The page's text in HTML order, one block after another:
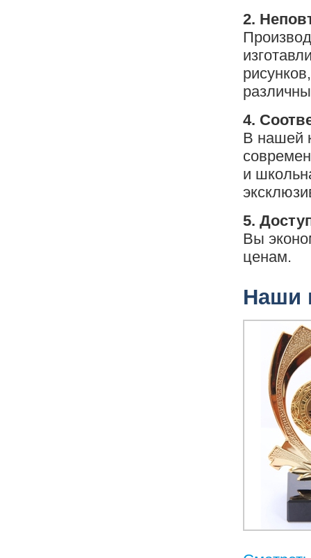
2.
4.
В нашей
и
5.
Вы
ценам.
Наши